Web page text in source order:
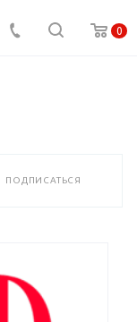
0
ПОДПИСАТЬСЯ